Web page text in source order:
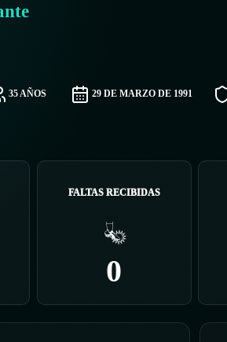
35 AÑOS 29 DE MARZO DE 1991
FALTAS RECIBIDAS
0